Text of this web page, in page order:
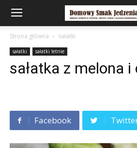
Strona główna sałatki
sałatki sałatki letnie
sałatka z melona i
Facebook